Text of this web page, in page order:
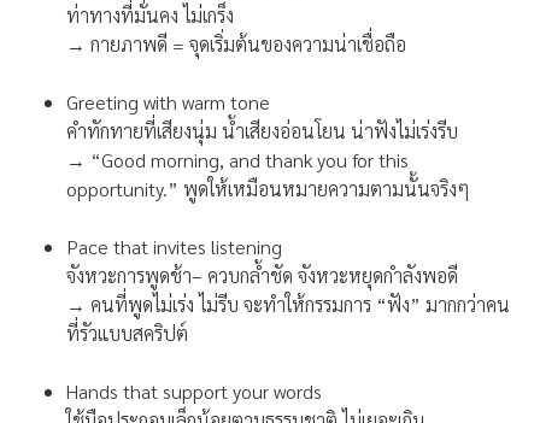
ท่าทางที่มั่นคง ไม่เกร็ง
→ กายภาพดี = จุดเริ่มต้นของความน่าเชื่อถือ
Greeting with warm tone
คำทักทายที่เสียงนุ่ม น้ำเสียงอ่อนโยน น่าฟังไม่เร่งรีบ
→ “Good morning, and thank you for this
opportunity.” พูดให้เหมือนหมายความตามนั้นจริงๆ
Pace that invites listening
จังหวะการพูดช้า– ควบกล้ำชัด จังหวะหยุดกำลังพอดี
→ คนที่พูดไม่เร่ง ไม่รีบ จะทำให้กรรมการ “ฟัง” มากกว่าคน
ที่รัวแบบสคริปต์
Hands that support your words